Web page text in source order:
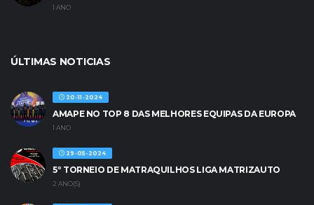
1 ANO
ÚLTIMAS NOTICIAS
20-11-2024
AMAPE NO TOP 8 DAS MELHORES EQUIPAS DA EUROPA
1 ANO
29-05-2024
5º TORNEIO DE MATRAQUILHOS LIGA MATRIZAUTO
2 ANO(S)